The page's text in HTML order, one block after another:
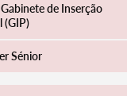
de Inserção
(GIP)
Sénior